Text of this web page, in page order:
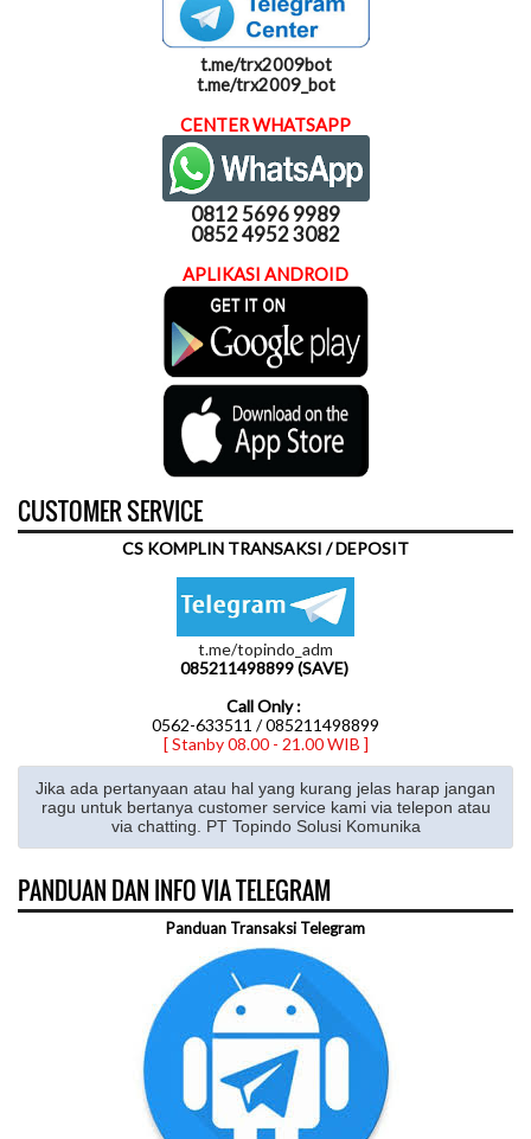
t.me/trx2009bot
t.me/trx2009_bot
CENTER WHATSAPP
0812 5696 9989
0852 4952 3082
APLIKASI ANDROID
CUSTOMER SERVICE
CS KOMPLIN TRANSAKSI / DEPOSIT
t.me/topindo_adm
085211498899 (SAVE)
Call Only :
0562-633511 / 085211498899
[ Stanby 08.00 - 21.00 WIB ]
Jika ada pertanyaan atau hal yang kurang jelas harap jangan
ragu untuk bertanya customer service kami via telepon atau
via chatting. PT Topindo Solusi Komunika
PANDUAN DAN INFO VIA TELEGRAM
Panduan Transaksi Telegram